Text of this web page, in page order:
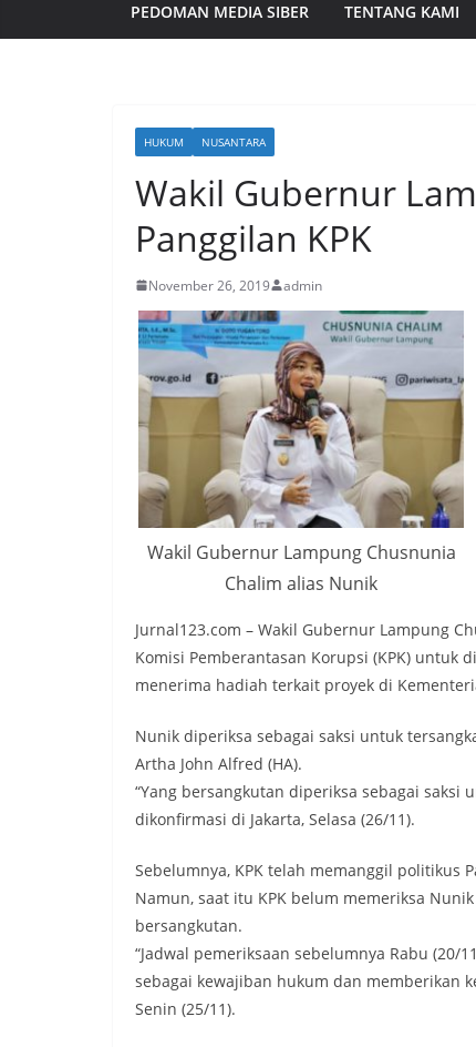
PEDOMAN MEDIA SIBER TENTANG KAMI
HUKUM NUSANTARA
Wakil Gubernur
Panggilan KPK
November 26, 2019 admin
Wakil Gubernur Lampung Chusnunia
Chalim alias Nunik
Jurnal123.com – Wakil Gubernur Lampung
Komisi Pemberantasan Korupsi (KPK) untuk
menerima hadiah terkait proyek di
Nunik diperiksa sebagai saksi untuk
Artha John Alfred (HA).
“Yang bersangkutan diperiksa sebagai saksi
dikonfirmasi di Jakarta, Selasa (26/11).
Sebelumnya, KPK telah memanggil politikus
Namun, saat itu KPK belum memeriksa
bersangkutan.
“Jadwal pemeriksaan sebelumnya Rabu
sebagai kewajiban hukum dan memberikan
Senin (25/11).